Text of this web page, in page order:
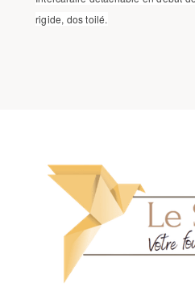
rigide, dos toilé.